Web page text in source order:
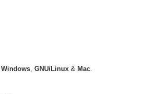
Windows, GNU/Linux & Mac.